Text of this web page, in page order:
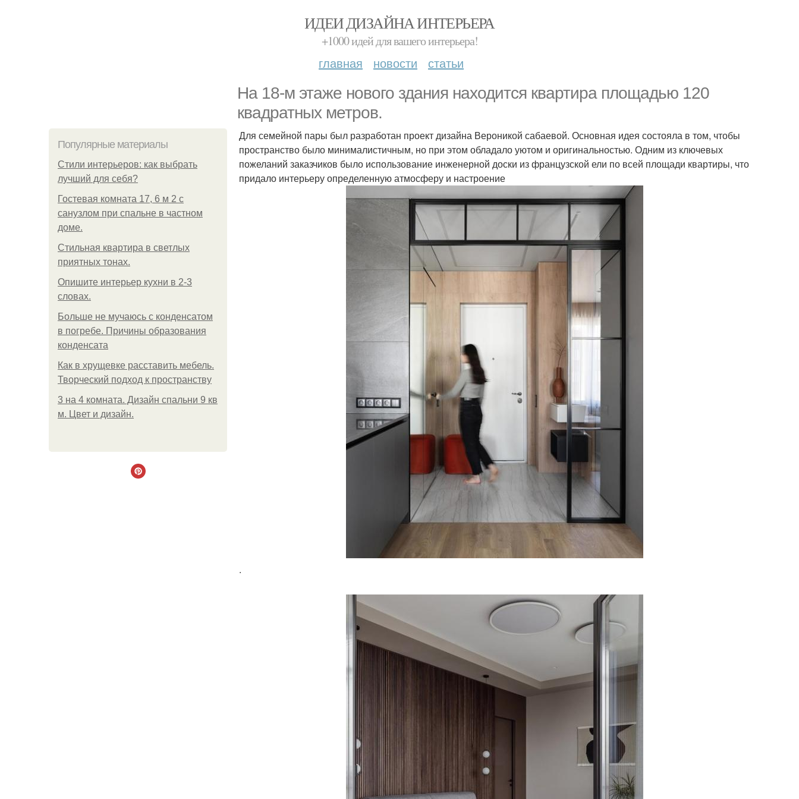
ИДЕИ ДИЗАЙНА ИНТЕРЬЕРА
+1000 идей для вашего интерьера!
главная новости статьи
На 18-м этаже нового здания находится квартира площадью 120
квадратных метров.
Популярные материалы
Стили интерьеров: как выбрать
лучший для себя?
Гостевая комната 17, 6 м 2 с
санузлом при спальне в частном
доме.
Стильная квартира в светлых
приятных тонах.
Опишите интерьер кухни в 2-3
словах.
Больше не мучаюсь с конденсатом
в погребе. Причины образования
конденсата
Как в хрущевке расставить мебель.
Творческий подход к пространству
3 на 4 комната. Дизайн спальни 9 кв
м. Цвет и дизайн.
Для семейной пары был разработан проект дизайна Вероникой сабаевой. Основная идея состояла в том, чтобы
пространство было минималистичным, но при этом обладало уютом и оригинальностью. Одним из ключевых
пожеланий заказчиков было использование инженерной доски из французской ели по всей площади квартиры, что
придало интерьеру определенную атмосферу и настроение
.